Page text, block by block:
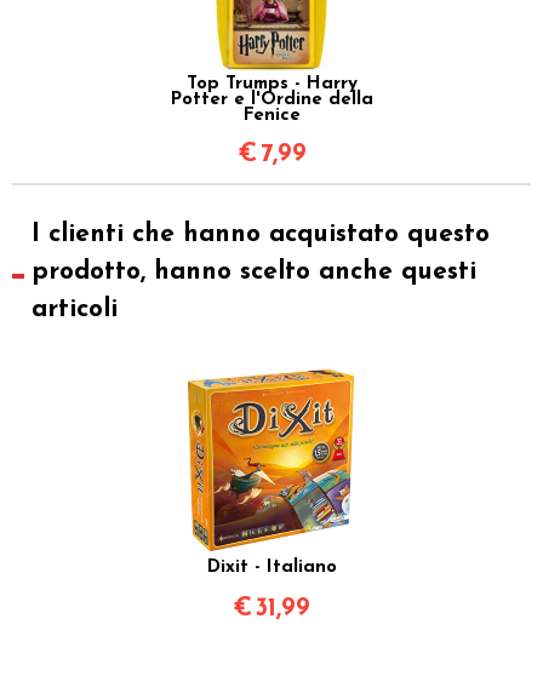
Top Trumps - Harry
Potter e l'Ordine della
Fenice
€ 7,99
I clienti che hanno acquistato questo
prodotto, hanno scelto anche questi
articoli
Dixit - Italiano
€31,99